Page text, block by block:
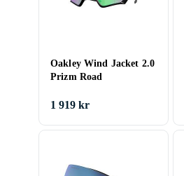
Oakley Wind Jacket 2.0
Prizm Road
1 919 kr